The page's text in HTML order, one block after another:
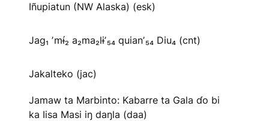
Iñupiatun (NW Alaska) (esk)
Jag₁ ʼmɨ́₂ a₂ma₂lɨʼ₅₄ quianʼ₅₄ Diu₄ (cnt)
Jakalteko (jac)
Jamaw ta Marbinto: Kabarre ta Gala ɗo bi
ka Iisa Masi iŋ daŋla (daa)